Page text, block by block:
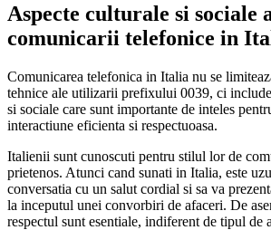
Aspecte culturale si sociale
comunicarii telefonice in
Comunicarea telefonica in Italia nu se
tehnice ale utilizarii prefixului 0039, ci
si sociale care sunt importante de inteles
interactiune eficienta si respectuoasa.
Italienii sunt cunoscuti pentru stilul lor de
prietenos. Atunci cand sunati in Italia, este
conversatia cu un salut cordial si sa va
la inceputul unei convorbiri de afaceri. De
respectul sunt esentiale, indiferent de tipul de